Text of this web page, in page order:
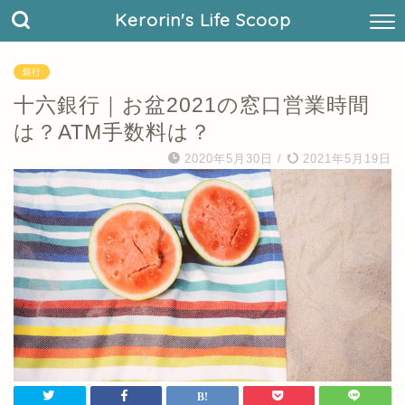
Kerorin's Life Scoop
銀行
十六銀行｜お盆2021の窓口営業時間
は？ATM手数料は？
2020年5月30日 / 2021年5月19日